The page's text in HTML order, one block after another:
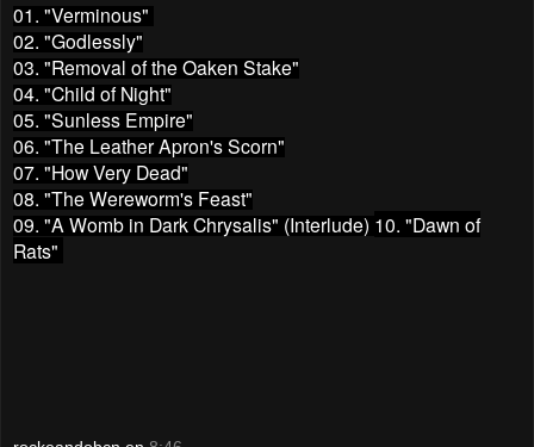
01. "Verminous"
02. "Godlessly"
03. "Removal of the Oaken Stake"
04. "Child of Night"
05. "Sunless Empire"
06. "The Leather Apron's Scorn"
07. "How Very Dead"
08. "The Wereworm's Feast"
09. "A Womb in Dark Chrysalis" (Interlude) 10. "Dawn of
Rats"